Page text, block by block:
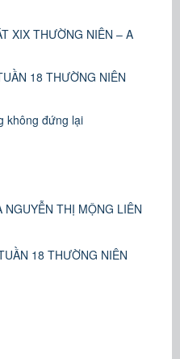
XIX THƯỜNG NIÊN – A
18 THƯỜNG NIÊN
không đứng lại
THỊ MỘNG LIÊN
18 THƯỜNG NIÊN